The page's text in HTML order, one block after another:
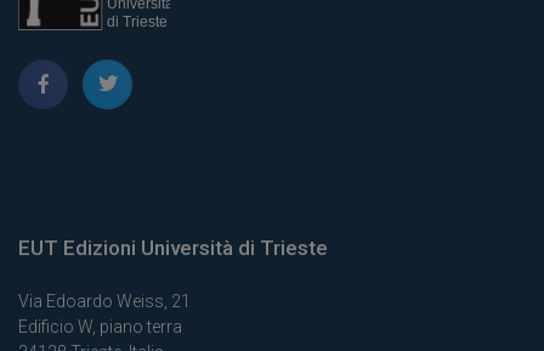
EUT Edizioni Università di Trieste
Via Edoardo Weiss, 21
Edificio W, piano terra